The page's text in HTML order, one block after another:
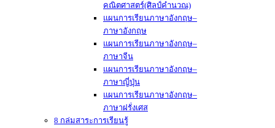
คณิตศาสตร์(ศิลป์คำนวณ)
แผนการเรียนภาษาอังกฤษ–
ภาษาอังกฤษ
แผนการเรียนภาษาอังกฤษ–
ภาษาจีน
แผนการเรียนภาษาอังกฤษ–
ภาษาญี่ปุ่น
แผนการเรียนภาษาอังกฤษ–
ภาษาฝรั่งเศส
8 กล่มสาระการเรียนรู้